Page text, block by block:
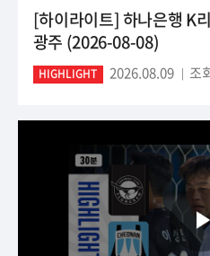
[하이라이트] 하나은행 K
광주 (2026-08-08)
HIGHLIGHT 2026.08.09 조